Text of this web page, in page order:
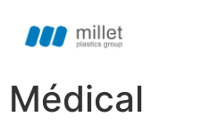
Médical